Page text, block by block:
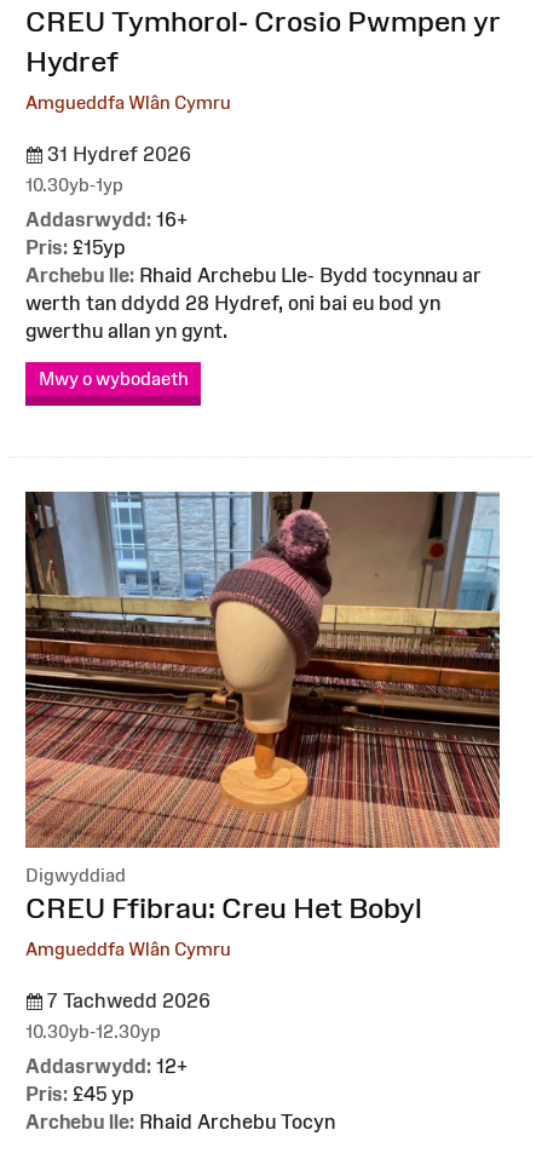
:CREU Tymhorol- Crosio Pwmpen yr
Hydref
Amgueddfa Wlân Cymru
31 Hydref 2026
10.30yb-1yp
Addasrwydd: 16+
Pris: £15yp
Archebu lle: Rhaid Archebu Lle- Bydd tocynnau ar
werth tan ddydd 28 Hydref, oni bai eu bod yn
gwerthu allan yn gynt.
Mwy o wybodaeth
Digwyddiad
:CREU Ffibrau: Creu Het Bobyl
Amgueddfa Wlân Cymru
7 Tachwedd 2026
10.30yb-12.30yp
Addasrwydd: 12+
Pris: £45 yp
Archebu lle: Rhaid Archebu Tocyn